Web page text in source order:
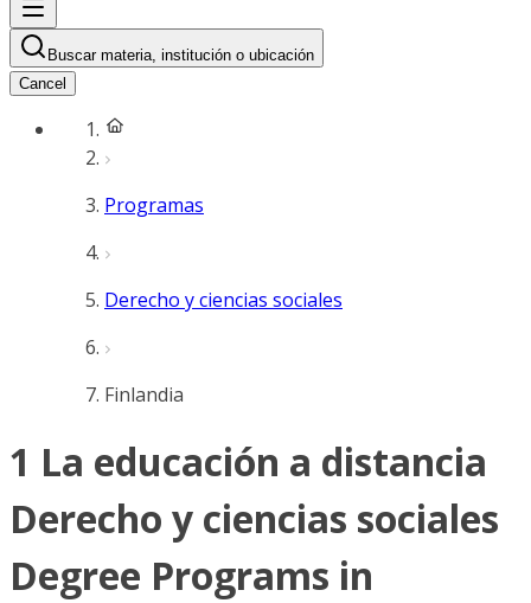
Buscar materia, institución o ubicación
Cancel
Programas
Derecho y ciencias sociales
Finlandia
1 La educación a distancia
Derecho y ciencias sociales
Degree Programs in